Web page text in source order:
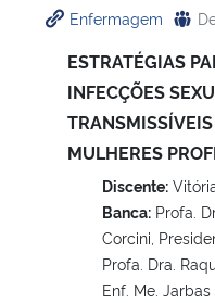
Ministério da Cidadania
Ministério de Minas e Energia
Ministério da Ciência, Tecnologia,
Ministério do Meio Ambiente
Enfermagem
ESTRATÉGIAS
INFECÇÕES
MULHERES
Discente:
Banca: Profa.
Corcini,
Profa. Dra.
Enf. Me.